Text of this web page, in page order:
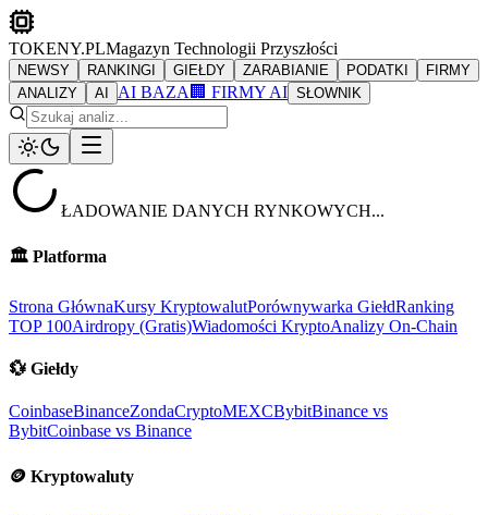
TOKENY.PLMagazyn Technologii Przyszłości
NEWSY RANKINGI GIEŁDY ZARABIANIE PODATKI
FIRMY
ANALIZY
AI AI BAZA 🏢 FIRMY AI SŁOWNIK
ŁADOWANIE DANYCH RYNKOWYCH...
🏛️ Platforma
Strona GłównaKursy KryptowalutPorównywarka GiełdRanking
TOP 100Airdropy (Gratis)Wiadomości KryptoAnalizy On-Chain
💱 Giełdy
CoinbaseBinanceZondaCryptoMEXCBybitBinance vs
BybitCoinbase vs Binance
🪙 Kryptowaluty